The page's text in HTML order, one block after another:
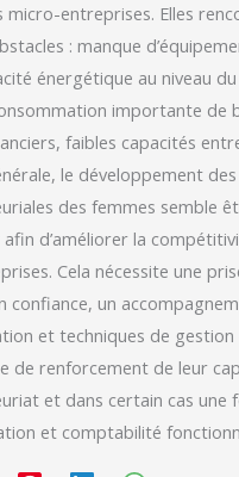
micro-entreprises. Elles
: manque
énergétique au niveau
importante de
faibles capacités
le développement
des femmes semble
d’améliorer la
Cela nécessite une
confiance, un
et techniques de gestion
de renforcement de leur
et dans certain cas une
et comptabilité